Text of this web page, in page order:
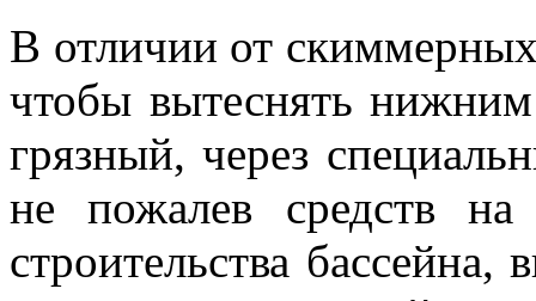
В отличии от
чтобы вытеснять
грязный, через
не пожалев средств на
строительства